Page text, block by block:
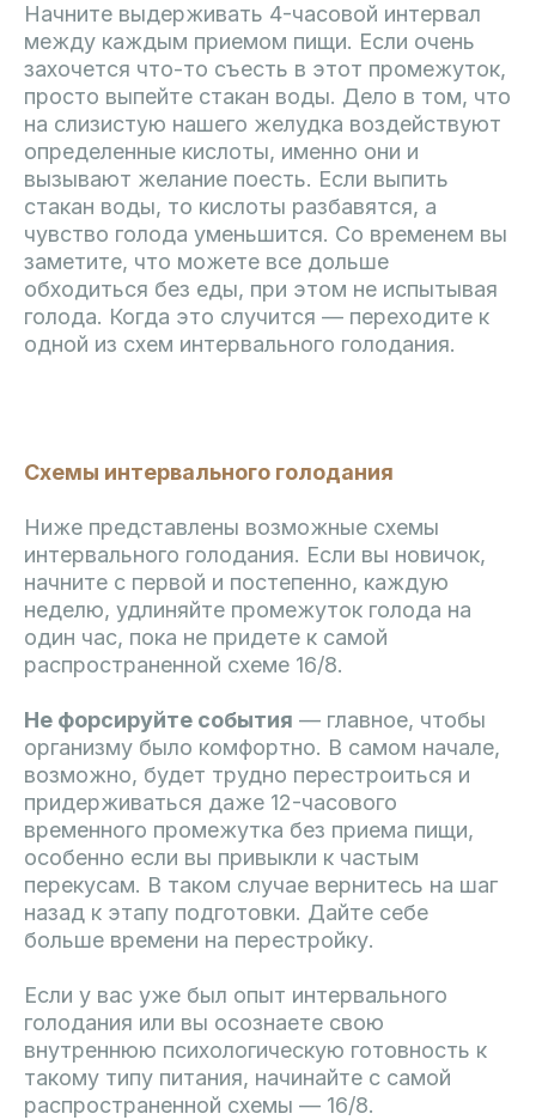
Начните выдерживать 4-часовой интервал
между каждым приемом пищи. Если очень
захочется что-то съесть в этот промежуток,
просто выпейте стакан воды. Дело в том, что
на слизистую нашего желудка воздействуют
определенные кислоты, именно они и
вызывают желание поесть. Если выпить
стакан воды, то кислоты разбавятся, а
чувство голода уменьшится. Со временем вы
заметите, что можете все дольше
обходиться без еды, при этом не испытывая
голода. Когда это случится — переходите к
одной из схем интервального голодания.
Схемы интервального голодания
Ниже представлены возможные схемы
интервального голодания. Если вы новичок,
начните с первой и постепенно, каждую
неделю, удлиняйте промежуток голода на
один час, пока не придете к самой
распространенной схеме 16/8.
Не форсируйте события — главное, чтобы
организму было комфортно. В самом начале,
возможно, будет трудно перестроиться и
придерживаться даже 12-часового
временного промежутка без приема пищи,
особенно если вы привыкли к частым
перекусам. В таком случае вернитесь на шаг
назад к этапу подготовки. Дайте себе
больше времени на перестройку.
Если у вас уже был опыт интервального
голодания или вы осознаете свою
внутреннюю психологическую готовность к
такому типу питания, начинайте с самой
распространенной схемы — 16/8.